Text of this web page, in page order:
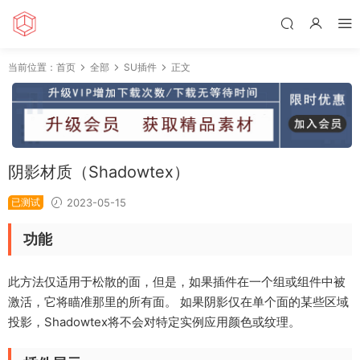
当前位置： 首页 全部 SU插件 正文
阴影材质（Shadowtex）
已测试 2023-05-15
功能
此方法仅适用于松散的面，但是，如果插件在一个组或组件中被
激活，它将瞄准那里的所有面。 如果阴影仅在单个面的某些区域
投影，Shadowtex将不会对特定实例应用颜色或纹理。